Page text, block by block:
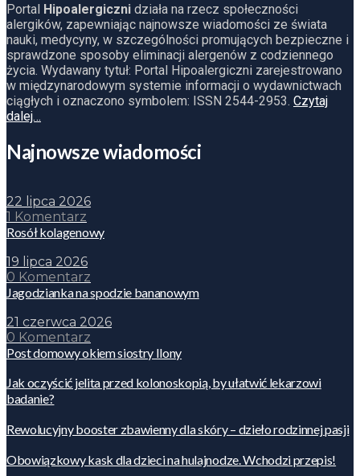
Portal Hipoalergiczni działa na rzecz społeczności
alergików, zapewniając najnowsze wiadomości ze świata
nauki, medycyny, w szczególności promujących bezpieczne i
sprawdzone sposoby eliminacji alergenów z codziennego
życia. Wydawany tytuł: Portal Hipoalergiczni zarejestrowano
w międzynarodowym systemie informacji o wydawnictwach
ciągłych i oznaczono symbolem: ISSN 2544-2953. Czytaj
dalej…
Najnowsze wiadomości
22 lipca 2026
1 Komentarz
Rosół kolagenowy
19 lipca 2026
0 Komentarz
Jagodzianka na spodzie bananowym
21 czerwca 2026
0 Komentarz
Post domowy okiem siostry Ilony
Jak oczyścić jelita przed kolonoskopią, by ułatwić lekarzowi
badanie?
Rewolucyjny booster zbawienny dla skóry – dzieło rodzinnej pasji
Obowiązkowy kask dla dzieci na hulajnodze. Wchodzi przepis!